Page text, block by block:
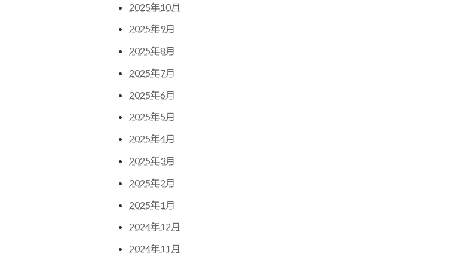
2025年10月
2025年9月
2025年8月
2025年7月
2025年6月
2025年5月
2025年4月
2025年3月
2025年2月
2025年1月
2024年12月
2024年11月